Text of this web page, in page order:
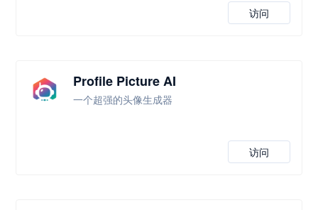
访问
Profile Picture AI
一个超强的头像生成器
访问